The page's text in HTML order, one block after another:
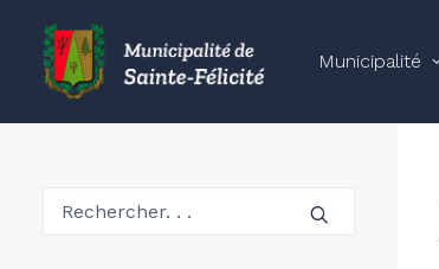
Municipalité